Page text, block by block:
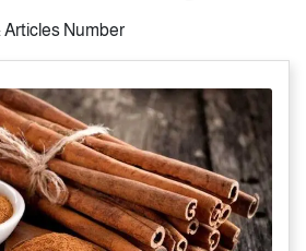
Articles Number :